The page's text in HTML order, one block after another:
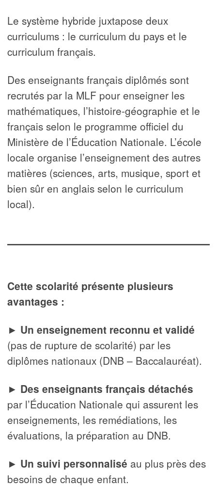
Le système hybride juxtapose deux
curriculums : le curriculum du pays et le
curriculum français.
Des enseignants français diplômés sont
recrutés par la MLF pour enseigner les
mathématiques, l’histoire-géographie et le
français selon le programme officiel du
Ministère de l’Éducation Nationale. L’école
locale organise l’enseignement des autres
matières (sciences, arts, musique, sport et
bien sûr en anglais selon le curriculum
local).
Cette scolarité présente plusieurs
avantages :
► Un enseignement reconnu et validé
(pas de rupture de scolarité) par les
diplômes nationaux (DNB – Baccalauréat).
► Des enseignants français détachés
par l’Éducation Nationale qui assurent les
enseignements, les remédiations, les
évaluations, la préparation au DNB.
► Un suivi personnalisé au plus près des
besoins de chaque enfant.